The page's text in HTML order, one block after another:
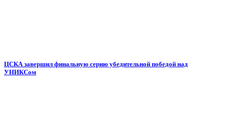
ЦСКА завершил финальную серию убедительной победой над
УНИКСом